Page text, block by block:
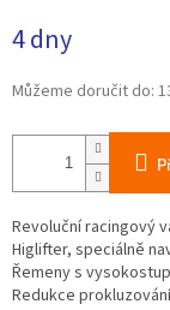
cena:
4 dny
Můžeme doručit do:
Revoluční racingový
Higlifter, speciálně
Řemeny s
Redukce